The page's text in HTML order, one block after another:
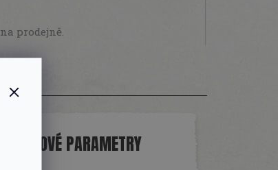
prodejně.
DOPLŇKOVÉ PARAMETRY